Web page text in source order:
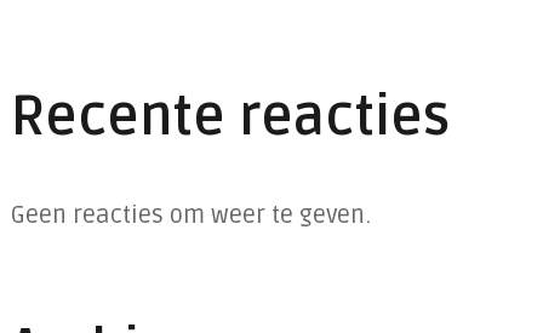
Recente reacties
Geen reacties om weer te geven.